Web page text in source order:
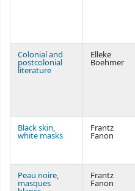
Colonial and
postcolonial
literature
Elleke
Boehmer
Black skin,
white masks
Frantz
Fanon
Peau noire,
masques
Frantz
Fanon